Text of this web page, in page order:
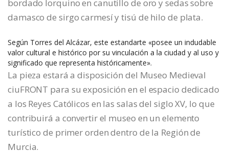
bordado lorquino en canutillo de oro y sedas sobre
damasco de sirgo carmesí y tisú de hilo de plata.
Según Torres del Alcázar, este estandarte «posee un indudable
valor cultural e histórico por su vinculación a la ciudad y al uso y
significado que representa históricamente».
La pieza estará a disposición del Museo Medieval
ciuFRONT para su exposición en el espacio dedicado
a los Reyes Católicos en las salas del siglo XV, lo que
contribuirá a convertir el museo en un elemento
turístico de primer orden dentro de la Región de
Murcia.